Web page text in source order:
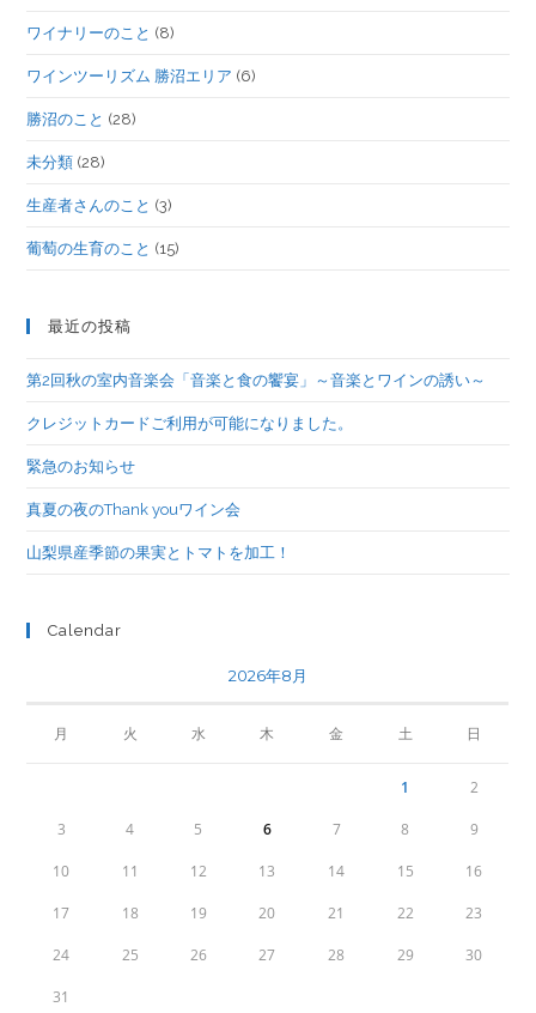
ワイナリーのこと (8)
ワインツーリズム 勝沼エリア (6)
勝沼のこと (28)
未分類 (28)
生産者さんのこと (3)
葡萄の生育のこと (15)
最近の投稿
第2回秋の室内音楽会「音楽と食の饗宴」～音楽とワインの誘い～
クレジットカードご利用が可能になりました。
緊急のお知らせ
真夏の夜のThank youワイン会
山梨県産季節の果実とトマトを加工！
Calendar
2026年8月
月 火 水 木 金 土 日
1 2
3 4 5 6 7 8 9
10 11 12 13 14 15 16
17 18 19 20 21 22 23
24 25 26 27 28 29 30
31